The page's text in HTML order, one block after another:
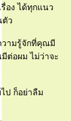
อง ได้ทุกแนว
ตัว
ามรู้จักที่คุณมี
ต่อผม ไม่ว่าจะ
ป ก็อย่าลืม